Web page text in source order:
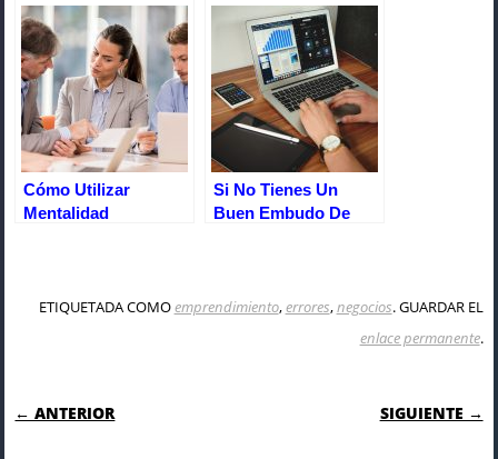
Cómo Utilizar
Mentalidad
Si No Tienes Un
Buen Embudo De
ETIQUETADA COMOemprendimiento,errores,negocios. GUARDAR EL
enlace permanente.
NAVEGACIÓN DE ENTRADAS
← ANTERIOR SIGUIENTE →